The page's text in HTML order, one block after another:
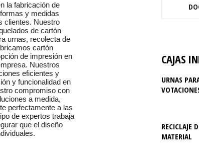
la fabricación de
y medidas
clientes. Nuestro
de cartón
urnas, recolecta de
cartón
de impresión en
Nuestros
eficientes y
y funcionalidad en
compromiso con
a medida,
perfectamente a las
de expertos trabaja
que el diseño
CAJAS
URNAS
RECICLAJE
MATERIAL